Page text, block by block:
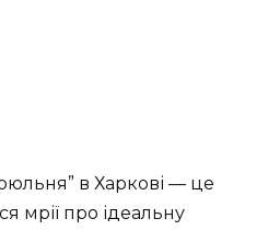
в Харкові — це
мрії про ідеальну